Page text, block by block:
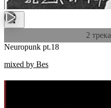
2 трека
Neuropunk pt.18
mixed by Bes